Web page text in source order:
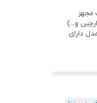
خود را در دل آشپزخانه های ایرانی جای دهد.این گوشتکوب برقی به یک موتور 700 وات مجهز
دارچین و...)
دارای